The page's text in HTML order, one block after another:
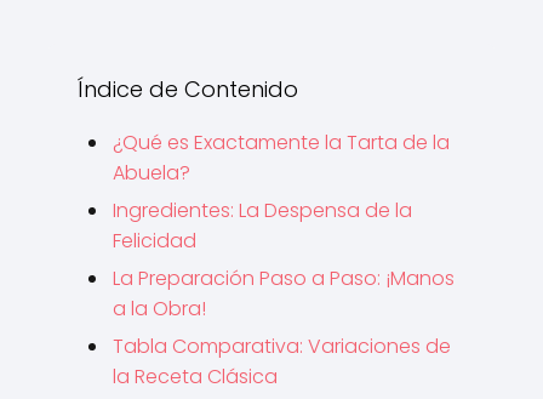
Índice de Contenido
¿Qué es Exactamente la Tarta de la
Abuela?
Ingredientes: La Despensa de la
Felicidad
La Preparación Paso a Paso: ¡Manos
a la Obra!
Tabla Comparativa: Variaciones de
la Receta Clásica